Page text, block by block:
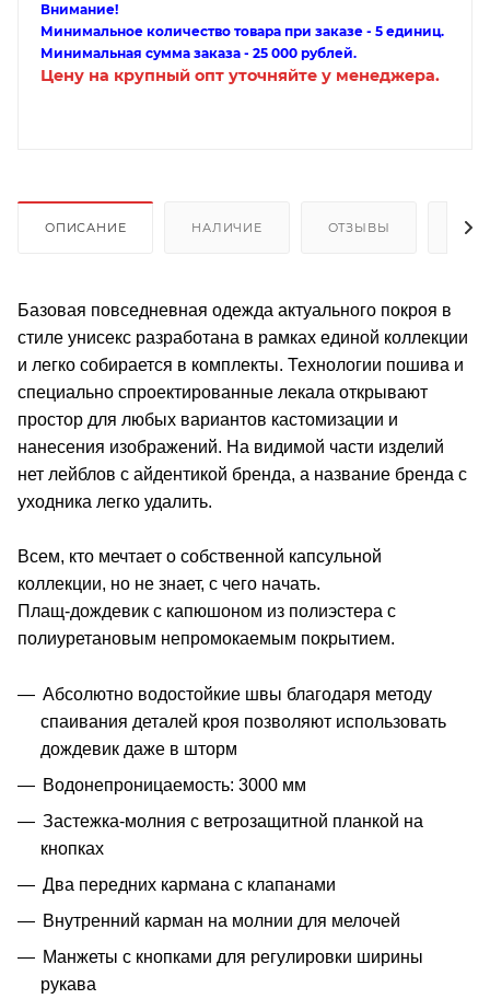
Внимание!
Минимальное количество товара при заказе - 5 единиц.
Минимальная сумма заказа - 25 000 рублей.
Цену на крупный опт уточняйте у менеджера.
ОПИСАНИЕ НАЛИЧИЕ ОТЗЫВЫ
Базовая повседневная одежда актуального покроя в
стиле унисекс разработана в рамках единой коллекции
и легко собирается в комплекты. Технологии пошива и
специально спроектированные лекала открывают
простор для любых вариантов кастомизации и
нанесения изображений. На видимой части изделий
нет лейблов с айдентикой бренда, а название бренда с
уходника легко удалить.
Всем, кто мечтает о собственной капсульной
коллекции, но не знает, с чего начать.
Плащ-дождевик с капюшоном из полиэстера с
полиуретановым непромокаемым покрытием.
Абсолютно водостойкие швы благодаря методу
спаивания деталей кроя позволяют использовать
дождевик даже в шторм
Водонепроницаемость: 3000 мм
Застежка-молния с ветрозащитной планкой на
кнопках
Два передних кармана с клапанами
Внутренний карман на молнии для мелочей
Манжеты с кнопками для регулировки ширины
рукава